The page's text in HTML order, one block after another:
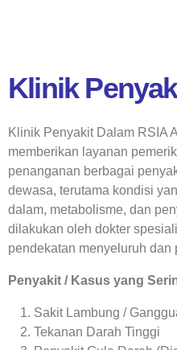
Klinik
Klinik Penyakit Dalam RSIA
memberikan layanan
penanganan berbagai
dewasa, terutama kondisi
dalam, metabolisme, dan
dilakukan oleh dokter
pendekatan menyeluruh dan
Penyakit / Kasus yang
Sakit Lambung /
Tekanan Darah Tinggi